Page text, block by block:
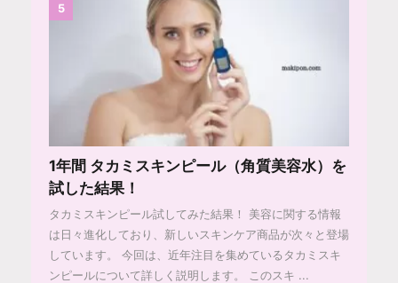
5
1年間 タカミスキンピール（角質美容水）を
試した結果！
タカミスキンピール試してみた結果！ 美容に関する情報
は日々進化しており、新しいスキンケア商品が次々と登場
しています。 今回は、近年注目を集めているタカミスキ
ンピールについて詳しく説明します。 このスキ ...